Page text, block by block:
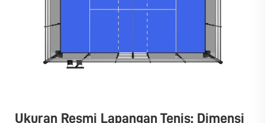
Ukuran Resmi Lapangan Tenis: Dimensi